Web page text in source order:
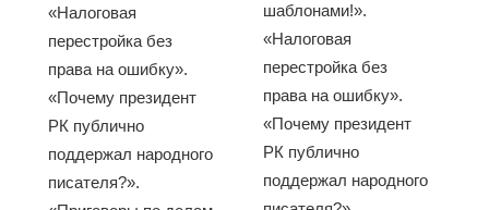
«Налоговая
перестройка без
права на ошибку».
«Почему президент
РК публично
поддержал народного
писателя?».
шаблонами!».
«Налоговая
перестройка без
права на ошибку».
«Почему президент
РК публично
поддержал народного